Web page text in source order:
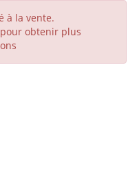
à la vente.
obtenir plus